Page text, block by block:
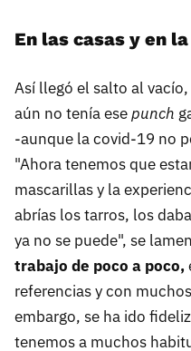
En las casas y en
Así llegó el salto al
aún no tenía esepunch
-aunque la covid-19 no
"Ahora tenemos que
mascarillas y la
abrías los tarros, los
ya no se puede", se
trabajo de poco a poco,
referencias y con
embargo, se ha ido
tenemos a muchos